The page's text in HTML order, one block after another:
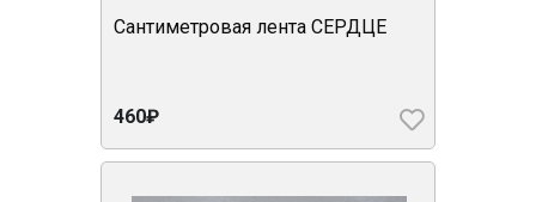
Сантиметровая лента СЕРДЦЕ
460₽